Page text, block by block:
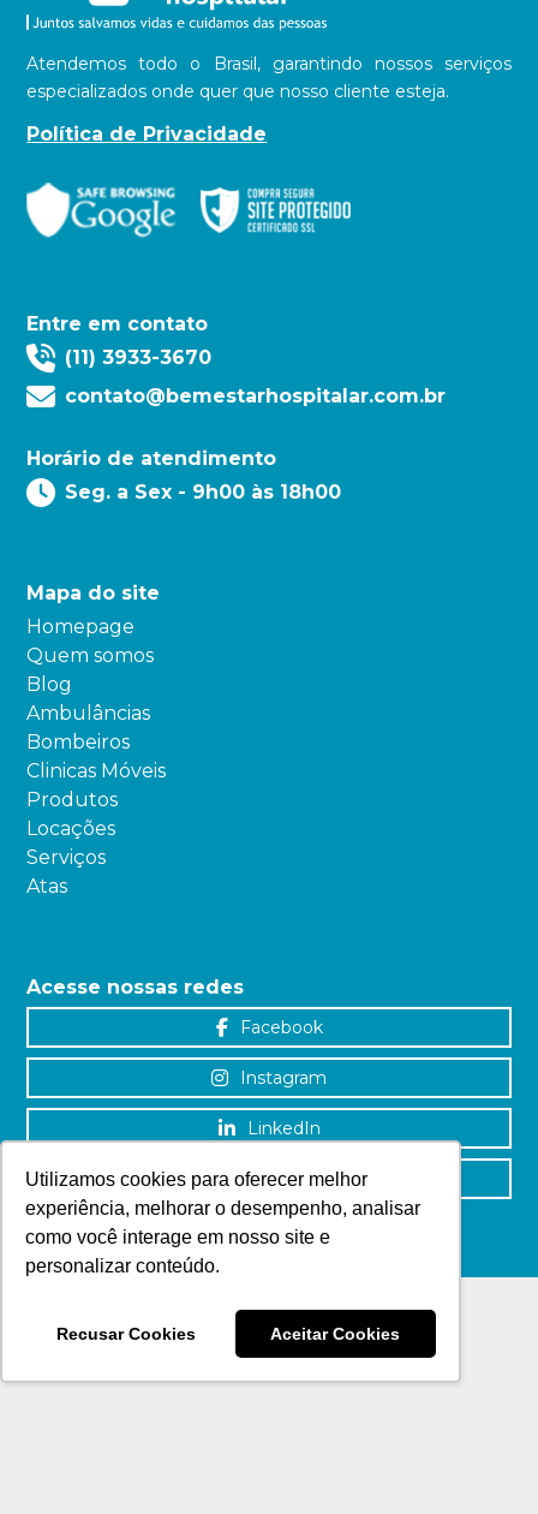
Utilizamos cookies para oferecer melhor
experiência, melhorar o desempenho, analisar
como você interage em nosso site e
personalizar conteúdo.
Recusar Cookies Aceitar Cookies
Atendemos todo o Brasil, garantindo nossos serviços
especializados onde quer que nosso cliente esteja.
Política de Privacidade
Entre em contato
(11) 3933-3670
contato@bemestarhospitalar.com.br
Horário de atendimento
Seg. a Sex - 9h00 às 18h00
Mapa do site
Homepage
Quem somos
Blog
Ambulâncias
Bombeiros
Clinicas Móveis
Produtos
Locações
Serviços
Atas
Acesse nossas redes
Facebook
Instagram
LinkedIn
YouTube